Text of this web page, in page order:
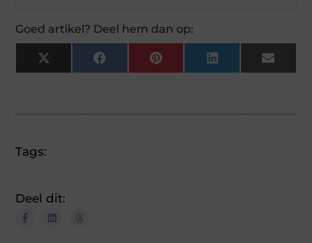
Goed artikel? Deel hem dan op:
X
(Twitter)
FacebookPinterestLinkedInEmail
Tags:
Deel dit: